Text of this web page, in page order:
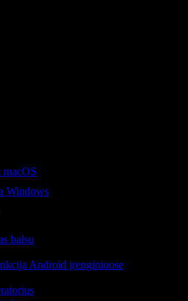
Windows
balsu
Android įrenginiuose